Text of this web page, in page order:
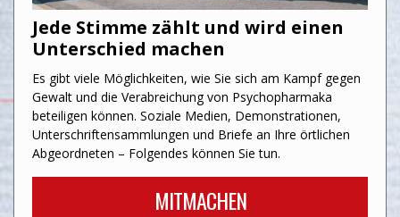
Jede Stimme zählt und wird einen
Unterschied machen
Es gibt viele Möglichkeiten, wie Sie sich am Kampf gegen
Gewalt und die Verabreichung von Psychopharmaka
beteiligen können. Soziale Medien, Demonstrationen,
Unterschriftensammlungen und Briefe an Ihre örtlichen
Abgeordneten – Folgendes können Sie tun.
MITMACHEN